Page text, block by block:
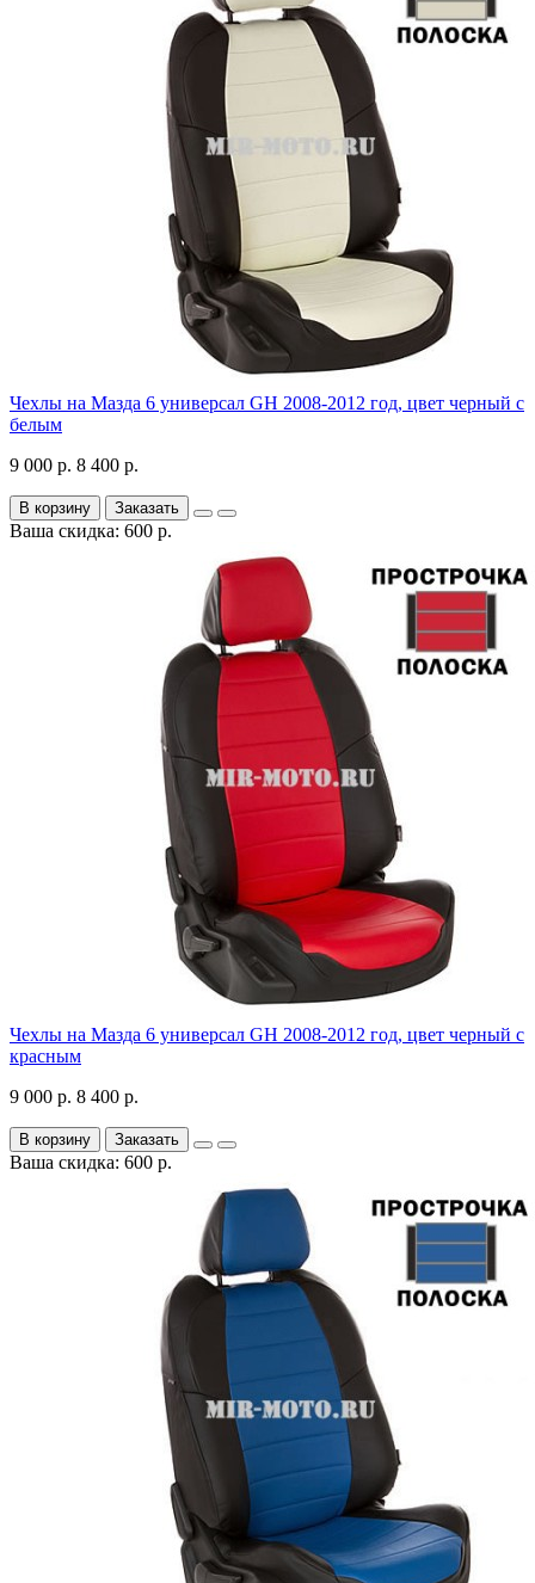
Чехлы на Мазда 6 универсал GH 2008-2012 год, цвет черный с
белым
9 000 р. 8 400 р.
В корзину Заказать
Ваша скидка: 600 р.
Чехлы на Мазда 6 универсал GH 2008-2012 год, цвет черный с
красным
9 000 р. 8 400 р.
В корзину Заказать
Ваша скидка: 600 р.